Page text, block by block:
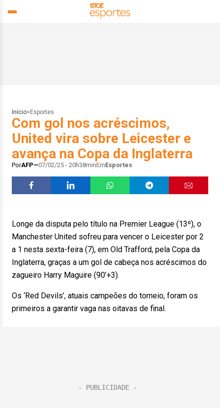
Início> Esportes
Com gol nos acréscimos,
United vira sobre Leicester e
avança na Copa da Inglaterra
PorAFP 07/02/25 - 20h38minEmEsportes
Longe da disputa pelo título na Premier League (13º), o
Manchester United sofreu para vencer o Leicester por 2
a 1 nesta sexta-feira (7), em Old Trafford, pela Copa da
Inglaterra, graças a um gol de cabeça nos acréscimos do
zagueiro Harry Maguire (90’+3).
Os ‘Red Devils’, atuais campeões do torneio, foram os
primeiros a garantir vaga nas oitavas de final.